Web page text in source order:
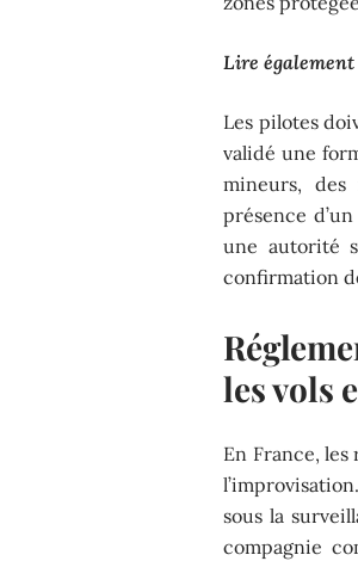
Lire également
Les pilotes
validé une
mineurs, des
présence
une autorité
confirmation
les vols
En France,
sous la
compagnie